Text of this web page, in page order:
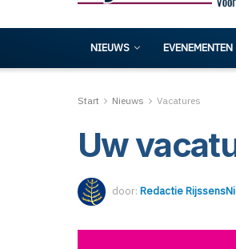
NIEUWS EVENEMENTEN
Start Nieuws Vacatures
Uw
door: Redactie